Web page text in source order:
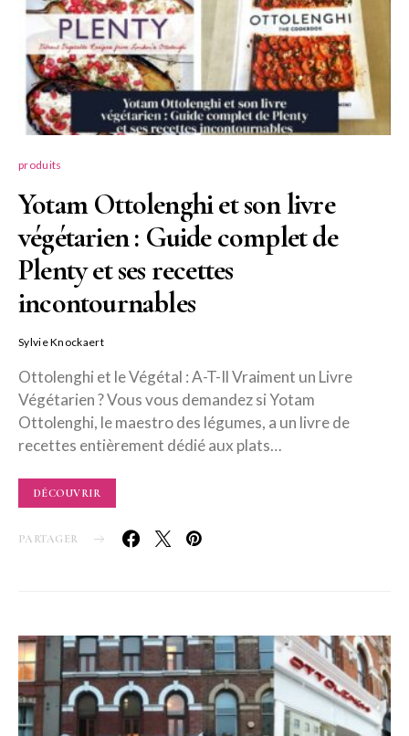
produits
Yotam Ottolenghi et son livre
végétarien : Guide complet de
Plenty et ses recettes
incontournables
Sylvie Knockaert
Ottolenghi et le Végétal : A-T-Il Vraiment un Livre
Végétarien ? Vous vous demandez si Yotam
Ottolenghi, le maestro des légumes, a un livre de
recettes entièrement dédié aux plats…
DÉCOUVRIR
PARTAGER